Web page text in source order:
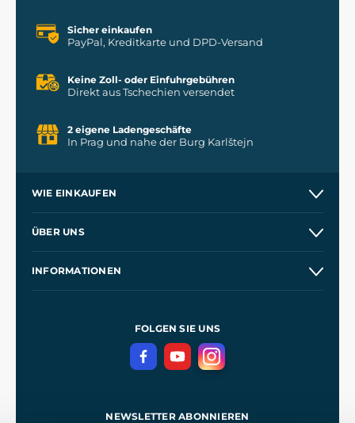
Sicher einkaufen
PayPal, Kreditkarte und DPD-Versand
Keine Zoll- oder Einfuhrgebühren
Direkt aus Tschechien versendet
2 eigene Ladengeschäfte
In Prag und nahe der Burg Karlštejn
WIE EINKAUFEN
Kontakt
ÜBER UNS
INFORMATIONEN
DatenschutzerklärungFOLGEN SIE UNS
NEWSLETTER ABONNIEREN